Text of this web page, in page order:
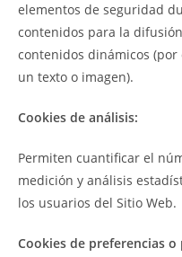
elementos de seguridad
contenidos para la
contenidos dinámicos
un texto o imagen).
Cookies de análisis:
Permiten cuantificar el
medición y análisis
los usuarios del Sitio Web.
Cookies de preferencias